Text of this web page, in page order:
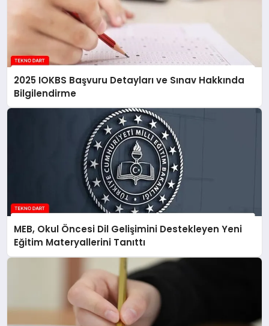
2025 IOKBS Başvuru Detayları ve Sınav Hakkında
Bilgilendirme
MEB, Okul Öncesi Dil Gelişimini Destekleyen Yeni
Eğitim Materyallerini Tanıttı